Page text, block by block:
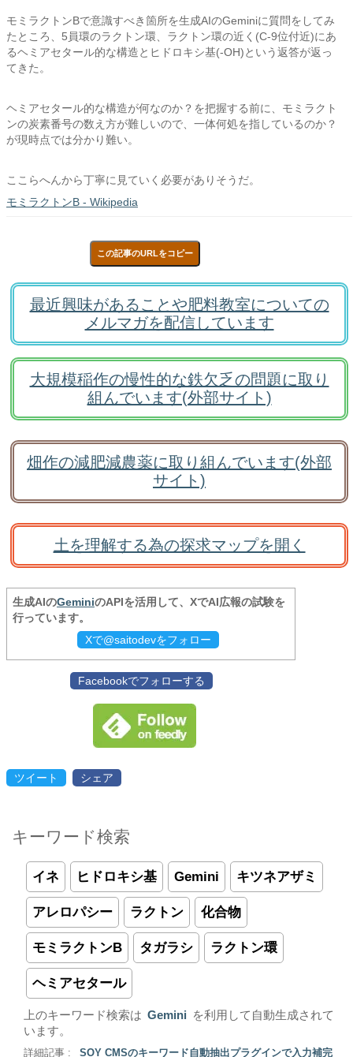
モミラクトンBで意識すべき箇所を生成AIのGeminiに質問をしてみ
たところ、5員環のラクトン環、ラクトン環の近く(C-9位付近)にあ
るヘミアセタール的な構造とヒドロキシ基(-OH)という返答が返っ
てきた。
ヘミアセタール的な構造が何なのか？を把握する前に、モミラクト
ンの炭素番号の数え方が難しいので、一体何処を指しているのか？
が現時点では分かり難い。
ここらへんから丁寧に見ていく必要がありそうだ。
モミラクトンB - Wikipedia
この記事のURLをコピー
最近興味があることや肥料教室についての
メルマガを配信しています
大規模稲作の慢性的な鉄欠乏の問題に取り
組んでいます(外部サイト)
畑作の減肥減農薬に取り組んでいます(外部
サイト)
土を理解する為の探求マップを開く
生成AIのGeminiのAPIを活用して、XでAI広報の試験を
行っています。
Xで@saitodevをフォロー
Facebookでフォローする
ツイート シェア
キーワード検索
イネ ヒドロキシ基 Gemini キツネアザミ
アレロパシー ラクトン 化合物
モミラクトンB タガラシ ラクトン環
ヘミアセタール
上のキーワード検索は Gemini
を利用して自動生成されて
います。
詳細記事 : SOY CMSのキーワード自動抽出プラグインで入力補完